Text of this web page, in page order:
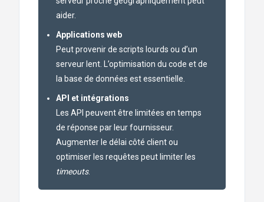
aider.
Applications web
Peut provenir de scripts lourds ou d’un
serveur lent. L’optimisation du code et de
la base de données est essentielle.
API et intégrations
Les API peuvent être limitées en temps
de réponse par leur fournisseur.
Augmenter le délai côté client ou
optimiser les requêtes peut limiter les
timeouts.